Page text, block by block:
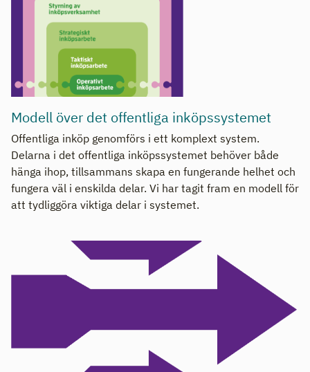
Modell över det offentliga inköpssystemet
Offentliga inköp genomförs i ett komplext system.
Delarna i det offentliga inköpssystemet behöver både
hänga ihop, tillsammans skapa en fungerande helhet och
fungera väl i enskilda delar. Vi har tagit fram en modell för
att tydliggöra viktiga delar i systemet.